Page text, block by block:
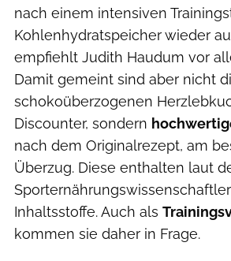
nach einem intensiven
Kohlenhydratspeicher wieder
empfiehlt Judith Haudum vor
Damit gemeint sind aber nicht
schokoüberzogenen
Discounter, sondern
nach dem Originalrezept, am
Überzug. Diese enthalten laut
Inhaltsstoffe. Auch als
kommen sie daher in Frage.